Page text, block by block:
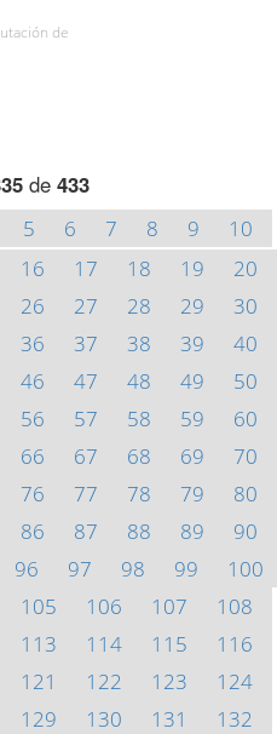
de
de 433
5 6 7 8 9
10
16 17 18 19
20
26 27 28 29
30
36 37 38 39
40
46 47 48 49
50
56 57 58 59
60
66 67 68 69
70
76 77 78 79
80
86 87 88 89
90
96 97 98 99
100
105 106 107
108
113 114 115
116
121 122 123
124
129 130 131
132